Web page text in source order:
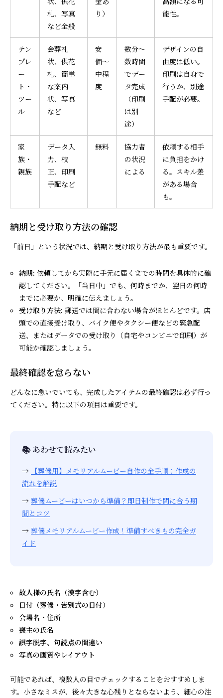
札、写真
など全般
り）
能性。
テン
プレ
ー
ト・
ツー
ル
会葬礼
状、供花
札、簡単
な案内
状、写真
など
安
価〜
中程
度
数分〜
数時間
でデー
タ完成
（印刷
は別
途）
デザインの自
由度は低い。
印刷は自身で
行うか、別途
手配が必要。
家
族・
親族
データ入
力、校
正、印刷
手配など
無料
協力者
の状況
による
依頼する相手
に負担をかけ
る。スキル差
がある場合
も。
納期と受け取り方法の確認
「前日」という状況では、納期と受け取り方法が最も重要です。
納期: 依頼してから実際に手元に届くまでの時間を具体的に確
認してください。「当日中」でも、何時までか、翌日の何時
までに必要か、明確に伝えましょう。
受け取り方法: 郵送では間に合わない場合がほとんどです。店
頭での直接受け取り、バイク便やタクシー便などの緊急配
送、またはデータでの受け取り（自宅やコンビニで印刷）が
可能か確認しましょう。
最終確認を怠らない
どんなに急いでいても、完成したアイテムの最終確認は必ず行っ
てください。特に以下の項目は重要です。
📚 あわせて読みたい
→
【葬儀用】メモリアルムービー自作の全手順：作成の
流れを解説
→ 葬儀ムービーはいつから準備？即日制作で間に合う期
間とコツ
→ 葬儀メモリアルムービー作成！準備すべきもの完全ガ
イド
故人様の氏名（漢字含む）
日付（葬儀・告別式の日付）
会場名・住所
喪主の氏名
誤字脱字、句読点の間違い
写真の画質やレイアウト
可能であれば、複数人の目でチェックすることをおすすめしま
す。小さなミスが、後々大きな心残りとならないよう、細心の注